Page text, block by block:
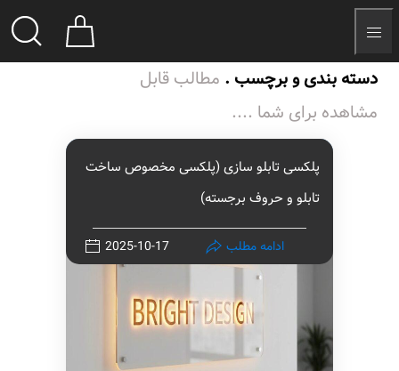
دسته بندی و برچسب . مطالب قابل
مشاهده برای شما ....
پلکسی تابلو سازی (پلکسی مخصوص ساخت
تابلو و حروف برجسته)
2025-10-17 ادامه مطلب